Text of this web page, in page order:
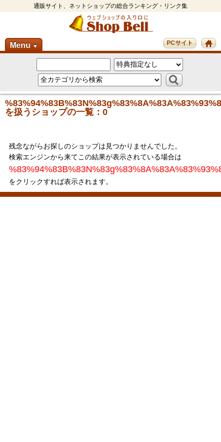
通販サイト、ネットショップの総合ランキング・リンク集
Menu ▼ PCサイト
を扱うショップの一覧：0
残念ながらお探しのショップは見つかりませんでした。
検索エンジンから来てこの結果が表示されている場合は
をクリックすれば表示されます。